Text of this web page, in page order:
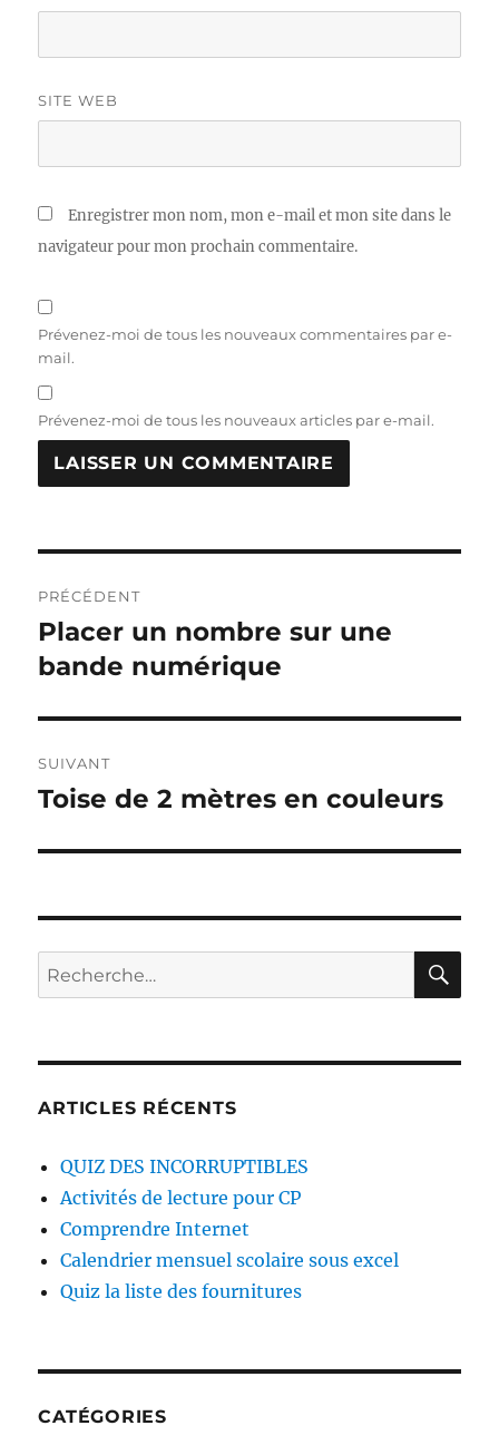
SITE WEB
Enregistrer mon nom, mon e-mail et mon site dans le
navigateur pour mon prochain commentaire.
Prévenez-moi de tous les nouveaux commentaires par e-
mail.
Prévenez-moi de tous les nouveaux articles par e-mail.
de
l’article
PRÉCÉDENT
Publication
précédente :
Placer un nombre sur une
bande numérique
SUIVANT
Publication
Toise de 2 mètres en couleurs
Recherche
pour :
ARTICLES RÉCENTS
QUIZ DES INCORRUPTIBLES
Activités de lecture pour CP
Comprendre Internet
Calendrier mensuel scolaire sous excel
Quiz la liste des fournitures
CATÉGORIES